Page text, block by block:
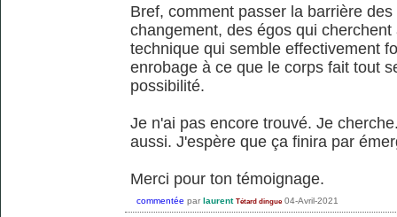
Bref, comment passer la barrière
changement, des égos qui
technique qui semble effectivement
enrobage à ce que le corps fait tout
possibilité.
Je n'ai pas encore trouvé. Je
aussi. J'espère que ça finira par
Merci pour ton témoignage.
commentée par laurent Tétard dingue 04-Avril-2021